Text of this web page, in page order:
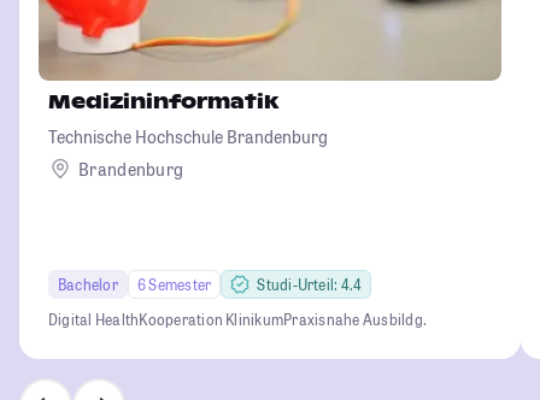
Medizininformatik
Technische Hochschule Brandenburg
Brandenburg
Bachelor 6 Semester
Studi-Urteil: 4.4
Digital HealthKooperation KlinikumPraxisnahe Ausbildg.